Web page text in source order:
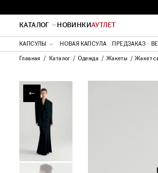
КАТАЛОГ НОВИНКИАУТЛЕТ
КАПСУЛЫ НОВАЯ КАПСУЛА ПРЕДЗАКАЗ
Главная Каталог Одежда Жакеты Жакет